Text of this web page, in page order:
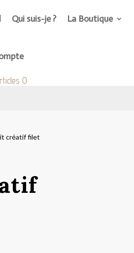
Qui suis-je ? La Boutique
0
créatif filet